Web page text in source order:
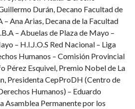
Durán, Decano Facultad de
– Ana Arias, Decana de la Facultad
– Abuelas de Plaza de Mayo –
– H.I.J.O.S Red Nacional – Liga
Humanos – Comisión Provincial
Pérez Esquivel, Premio Nobel de La
Presidenta CepProDH (Centro de
Humanos) – Eduardo
Asamblea Permanente por los